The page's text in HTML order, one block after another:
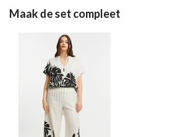
Maak de set compleet